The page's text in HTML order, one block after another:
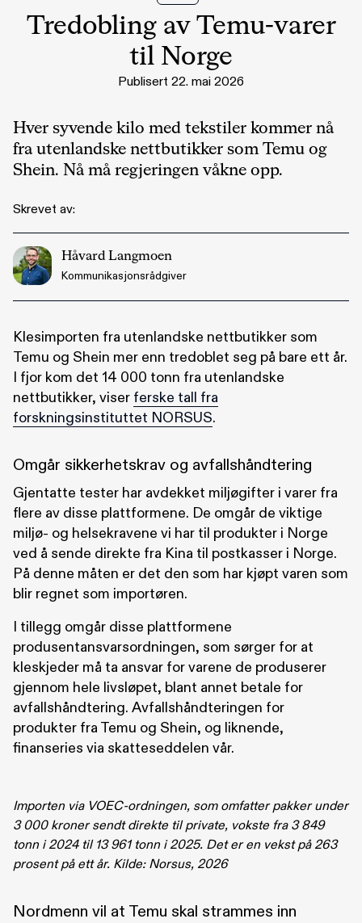
Tredobling av Temu-varer
til Norge
Publisert 22. mai 2026
Hver syvende kilo med tekstiler kommer nå
fra utenlandske nettbutikker som Temu og
Shein. Nå må regjeringen våkne opp.
Skrevet av:
Håvard Langmoen
Kommunikasjonsrådgiver
Klesimporten fra utenlandske nettbutikker som
Temu og Shein mer enn tredoblet seg på bare ett år.
I fjor kom det 14 000 tonn fra utenlandske
nettbutikker, viser ferske tall fra
forskningsinstituttet NORSUS.
Omgår sikkerhetskrav og avfallshåndtering
Gjentatte tester har avdekket miljøgifter i varer fra
flere av disse plattformene. De omgår de viktige
miljø- og helsekravene vi har til produkter i Norge
ved å sende direkte fra Kina til postkasser i Norge.
På denne måten er det den som har kjøpt varen som
blir regnet som importøren.
I tillegg omgår disse plattformene
produsentansvarsordningen, som sørger for at
kleskjeder må ta ansvar for varene de produserer
gjennom hele livsløpet, blant annet betale for
avfallshåndtering. Avfallshåndteringen for
produkter fra Temu og Shein, og liknende,
finanseries via skatteseddelen vår.
Importen via VOEC-ordningen, som omfatter pakker under
3 000 kroner sendt direkte til private, vokste fra 3 849
tonn i 2024 til 13 961 tonn i 2025. Det er en vekst på 263
prosent på ett år. Kilde: Norsus, 2026
Nordmenn vil at Temu skal strammes inn